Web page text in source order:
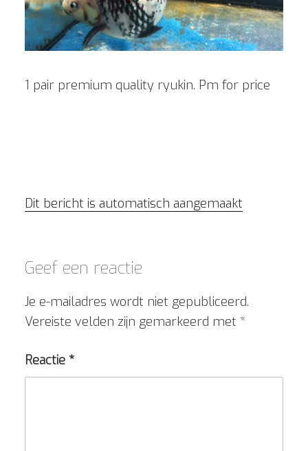
1 pair premium quality ryukin. Pm for price
Dit bericht is automatisch aangemaakt
Geef een reactie
Je e-mailadres wordt niet gepubliceerd.
Vereiste velden zijn gemarkeerd met *
Reactie *